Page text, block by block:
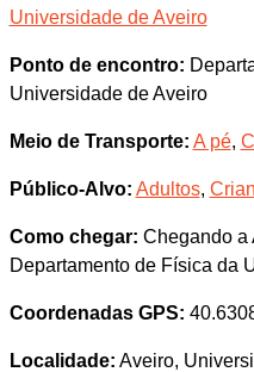
Universidade de Aveiro
Ponto de encontro:
Universidade de Aveiro
Meio de Transporte: A pé,
Público-Alvo: Adultos,
Como chegar: Chegando a
Departamento de Física da
Coordenadas GPS:
Localidade: Aveiro,